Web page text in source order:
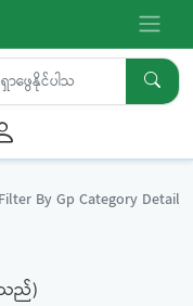
Filter By Gp Category Detail
သည်)